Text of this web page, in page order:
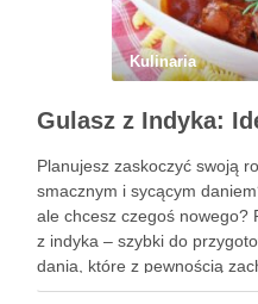
Kulinaria
Planujesz zaskoczyć swoją
smacznym i sycącym
ale chcesz czegoś nowego?
z indyka – szybki do
dania, które z pewnością
Zastanawiasz się, jak go